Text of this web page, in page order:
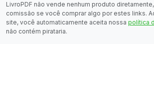
LivroPDF não vende nenhum produto
comissão se você comprar algo por estes links.
site, você automaticamente aceita nossa política
não contém pirataria.